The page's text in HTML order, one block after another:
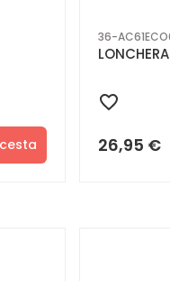
36-
26,95 €